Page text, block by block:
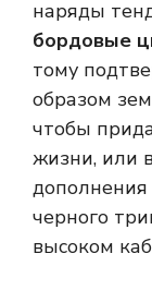
наряды
бордовые
тому
образом
чтобы
жизни, или
дополнения
черного
высоком